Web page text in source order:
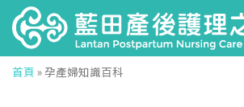
Skip
to
content
首頁 »孕產婦知識百科